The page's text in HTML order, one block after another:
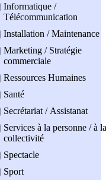
Informatique /
Télécommunication
Installation / Maintenance
Marketing / Stratégie
commerciale
Ressources Humaines
Santé
Secrétariat / Assistanat
Services à la personne / à la
collectivité
Spectacle
Sport